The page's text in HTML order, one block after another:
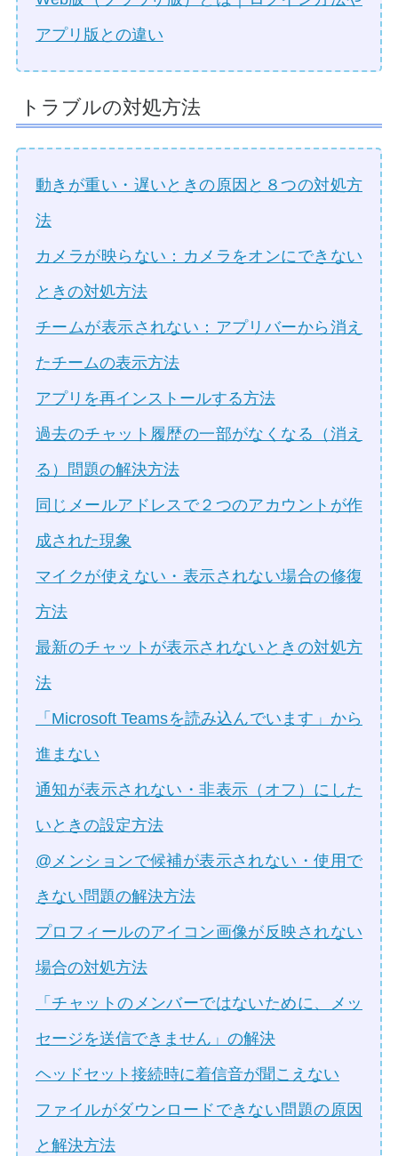
アプリ版との違い
トラブルの対処方法
動きが重い・遅いときの原因と８つの対処方
法
カメラが映らない：カメラをオンにできない
ときの対処方法
チームが表示されない：アプリバーから消え
たチームの表示方法
アプリを再インストールする方法
過去のチャット履歴の一部がなくなる（消え
る）問題の解決方法
同じメールアドレスで２つのアカウントが作
成された現象
マイクが使えない・表示されない場合の修復
方法
最新のチャットが表示されないときの対処方
法
「Microsoft Teamsを読み込んでいます」から
進まない
通知が表示されない・非表示（オフ）にした
いときの設定方法
@メンションで候補が表示されない・使用で
きない問題の解決方法
プロフィールのアイコン画像が反映されない
場合の対処方法
「チャットのメンバーではないために、メッ
セージを送信できません」の解決
ヘッドセット接続時に着信音が聞こえない
ファイルがダウンロードできない問題の原因
と解決方法